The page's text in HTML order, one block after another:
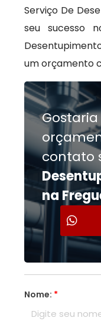
Serviço De
seu sucesso
um orçamento
contato
na
Nome: *